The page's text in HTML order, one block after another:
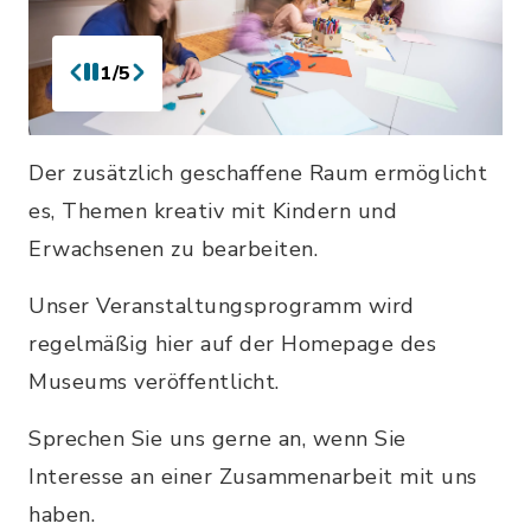
1/5
Der zusätzlich geschaffene Raum ermöglicht
es, Themen kreativ mit Kindern und
Erwachsenen zu bearbeiten.
Unser Veranstaltungsprogramm wird
regelmäßig hier auf der Homepage des
Museums veröffentlicht.
Sprechen Sie uns gerne an, wenn Sie
Interesse an einer Zusammenarbeit mit uns
haben.